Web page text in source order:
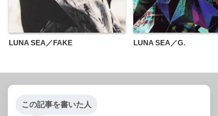
LUNA SEA／FAKE LUNA SEA／G.
この記事を書いた人